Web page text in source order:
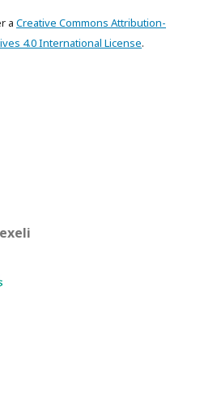
a Creative Commons Attribution-
4.0 International License.